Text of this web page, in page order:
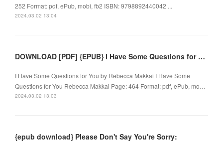
252 Format: pdf, ePub, mobi, fb2 ISBN: 9798892440042 ...
2024.03.02 13:04
DOWNLOAD [PDF] {EPUB} I Have Some Questions for You by Rebecca Makkai
I Have Some Questions for You by Rebecca Makkai I Have Some
Questions for You Rebecca Makkai Page: 464 Format: pdf, ePub, mo…
2024.03.02 13:03
{epub download} Please Don't Say You're Sorry: